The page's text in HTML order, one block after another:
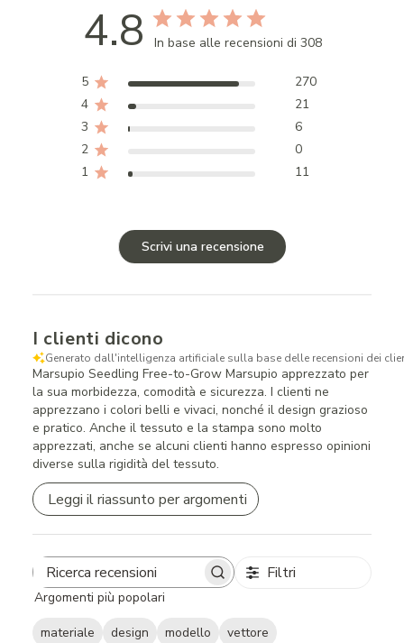
4.8 In base alle recensioni di 308
5
270
4
21
3
6
2
0
1
11
Scrivi una recensione
I clienti dicono
Generato dall'intelligenza artificiale sulla base delle recensioni dei
Marsupio Seedling Free-to-Grow Marsupio apprezzato per
la sua morbidezza, comodità e sicurezza. I clienti ne
apprezzano i colori belli e vivaci, nonché il design grazioso
e pratico. Anche il tessuto e la stampa sono molto
apprezzati, anche se alcuni clienti hanno espresso opinioni
diverse sulla rigidità del tessuto.
Leggi il riassunto per argomenti
Search
reviews
Filtri
Argomenti più popolari
materiale design modello vettore